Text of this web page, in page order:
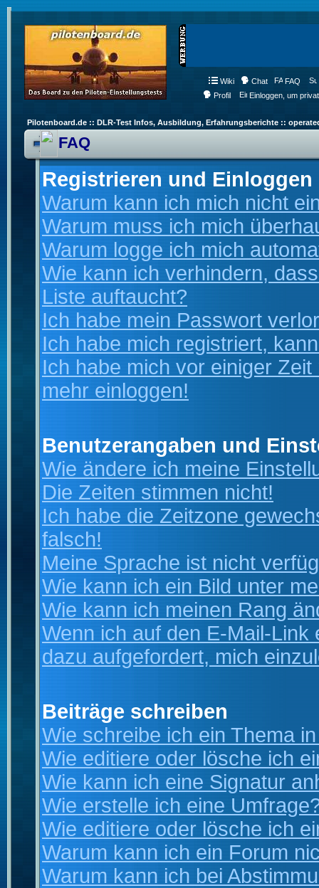
Wiki Chat FAQ
Profil
Einloggen, um
Pilotenboard.de :: DLR-Test Infos, Ausbildung, Erfahrungsberichte ::
FAQ
Registrieren und Einloggen
Warum kann ich mich nicht
Warum muss ich mich
Warum logge ich mich
Wie kann ich verhindern,
Liste auftaucht?
Ich habe mein Passwort
Ich habe mich registriert,
Ich habe mich vor einiger
mehr einloggen!
Benutzerangaben und
Wie ändere ich meine
Die Zeiten stimmen nicht!
Ich habe die Zeitzone
falsch!
Meine Sprache ist nicht
Wie kann ich ein Bild unter
Wie kann ich meinen Rang
Wenn ich auf den E-Mail-
dazu aufgefordert, mich
Beiträge schreiben
Wie schreibe ich ein Thema
Wie editiere oder lösche ich
Wie kann ich eine Signatur
Wie erstelle ich eine
Wie editiere oder lösche ich
Warum kann ich ein Forum
Warum kann ich bei